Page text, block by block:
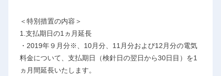
＜特別措置の内容＞
1.支払期日の1ヵ月延長
・2019年９月分※、10月分、11月分および12月分の電気
料金について、支払期日（検針日の翌日から30日目）を1
ヵ月間延長いたします。